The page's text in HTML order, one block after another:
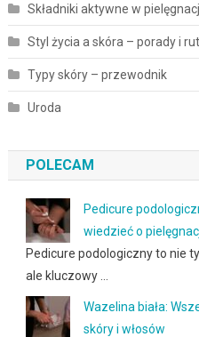
Składniki aktywne w
Styl życia a skóra – porady i
Typy skóry – przewodnik
Uroda
POLECAM
Pedicure
wiedzieć o
Pedicure podologiczny to nie
ale kluczowy …
Wazelina biała:
skóry i włosów